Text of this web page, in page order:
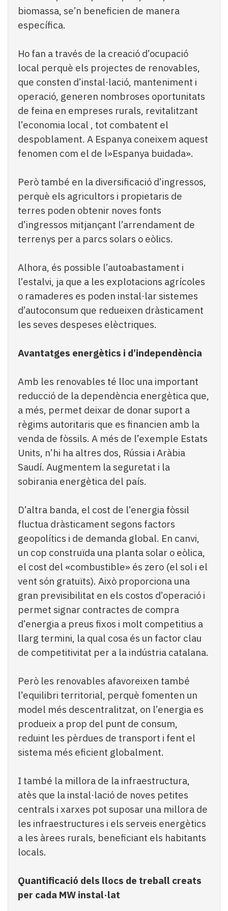
biomassa, se’n beneficien de manera
específica.
Ho fan a través de la creació d’ocupació
local perquè els projectes de renovables,
que consten d’instal·lació, manteniment i
operació, generen nombroses oportunitats
de feina en empreses rurals, revitalitzant
l’economia local , tot combatent el
despoblament. A Espanya coneixem aquest
fenomen com el de l»Espanya buidada».
Però també en la diversificació d’ingressos,
perquè els agricultors i propietaris de
terres poden obtenir noves fonts
d’ingressos mitjançant l’arrendament de
terrenys per a parcs solars o eòlics.
Alhora, és possible l’autoabastament i
l’estalvi, ja que a les explotacions agrícoles
o ramaderes es poden instal·lar sistemes
d’autoconsum que redueixen dràsticament
les seves despeses elèctriques.
Avantatges energètics i d’independència
Amb les renovables té lloc una important
reducció de la dependència energètica que,
a més, permet deixar de donar suport a
règims autoritaris que es financien amb la
venda de fòssils. A més de l’exemple Estats
Units, n’hi ha altres dos, Rússia i Aràbia
Saudí. Augmentem la seguretat i la
sobirania energètica del país.
D’altra banda, el cost de l’energia fòssil
fluctua dràsticament segons factors
geopolítics i de demanda global. En canvi,
un cop construïda una planta solar o eòlica,
el cost del «combustible» és zero (el sol i el
vent són gratuïts). Això proporciona una
gran previsibilitat en els costos d’operació i
permet signar contractes de compra
d’energia a preus fixos i molt competitius a
llarg termini, la qual cosa és un factor clau
de competitivitat per a la indústria catalana.
Però les renovables afavoreixen també
l’equilibri territorial, perquè fomenten un
model més descentralitzat, on l’energia es
produeix a prop del punt de consum,
reduint les pèrdues de transport i fent el
sistema més eficient globalment.
I també la millora de la infraestructura,
atès que la instal·lació de noves petites
centrals i xarxes pot suposar una millora de
les infraestructures i els serveis energètics
a les àrees rurals, beneficiant els habitants
locals.
Quantificació dels llocs de treball creats
per cada MW instal·lat